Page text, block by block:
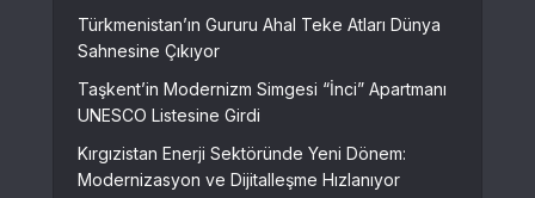
Türkmenistan’ın Gururu Ahal Teke Atları Dünya
Sahnesine Çıkıyor
Taşkent’in Modernizm Simgesi “İnci” Apartmanı
UNESCO Listesine Girdi
Kırgızistan Enerji Sektöründe Yeni Dönem:
Modernizasyon ve Dijitalleşme Hızlanıyor